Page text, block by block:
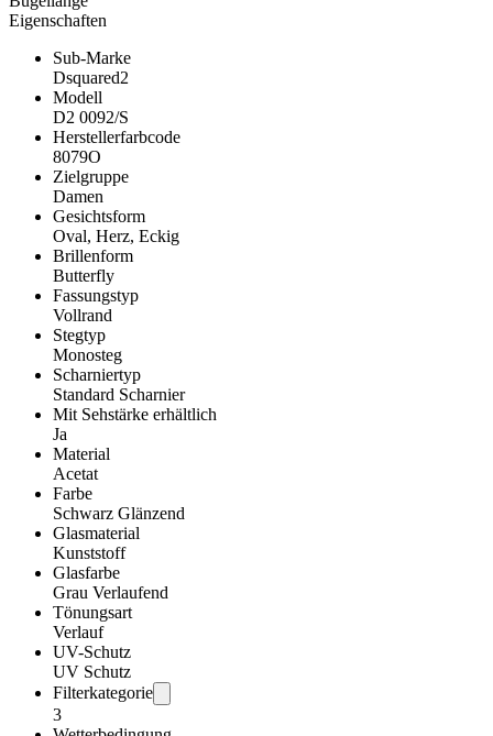
Eigenschaften
Sub-Marke
Dsquared2
Modell
D2 0092/S
Herstellerfarbcode
8079O
Zielgruppe
Damen
Gesichtsform
Oval, Herz, Eckig
Brillenform
Butterfly
Fassungstyp
Vollrand
Stegtyp
Monosteg
Scharniertyp
Standard Scharnier
Mit Sehstärke erhältlich
Ja
Material
Acetat
Farbe
Schwarz Glänzend
Glasmaterial
Kunststoff
Glasfarbe
Grau Verlaufend
Tönungsart
Verlauf
UV-Schutz
UV Schutz
Filterkategorie
3